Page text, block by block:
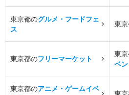
東京都のグルメ・フードフェ
ス
東
東京都のフリーマーケット
東
ベン
東京都のアニメ・ゲームイベ